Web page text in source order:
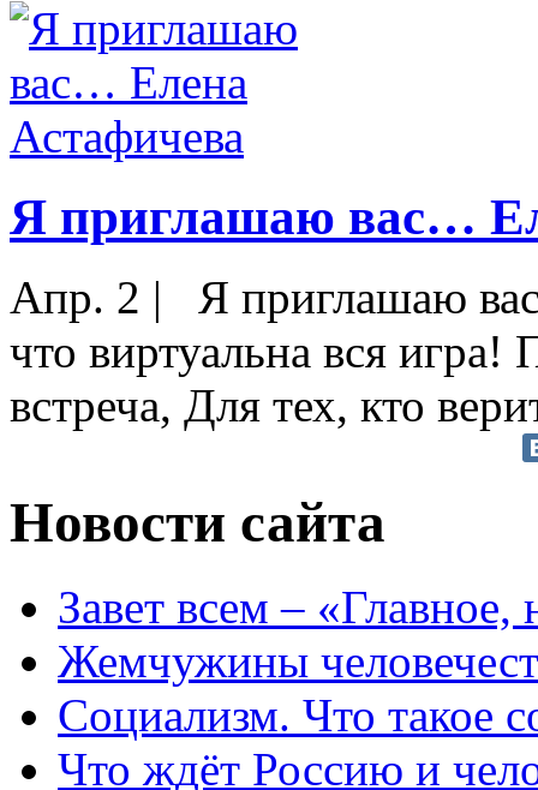
Я приглашаю вас…
Апр. 2 |
Я приглашаю
что виртуальна вся игра!
встреча, Для тех, кто
Новости сайта
Завет всем –
Жемчужины
Социализм. Что такое
Что ждёт Россию и